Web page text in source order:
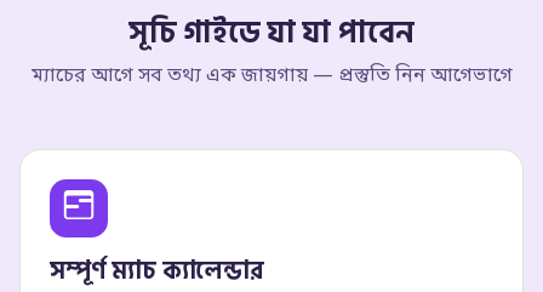
সূচি গাইডে যা যা পাবেন
ম্যাচের আগে সব তথ্য এক জায়গায় — প্রস্তুতি নিন আগেভাগে
সম্পূর্ণ ম্যাচ ক্যালেন্ডার